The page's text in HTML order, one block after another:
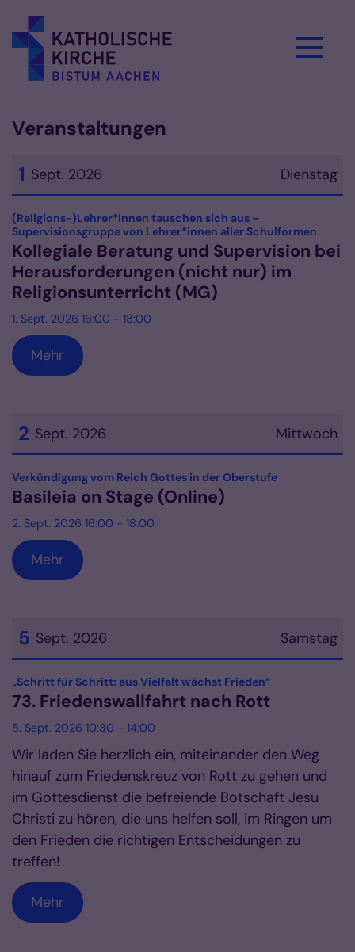
Veranstaltungen
Dienstag
1 Sept. 2026
Datum: 1. September 2026
(Religions-)Lehrer*innen tauschen sich aus –
Supervisionsgruppe von Lehrer*innen aller Schulformen
Kollegiale Beratung und Supervision bei
Herausforderungen (nicht nur) im
Religionsunterricht (MG)
1. Sept. 2026 16:00 - 18:00
Mehr
Mittwoch
2 Sept. 2026
Datum: 2. September 2026
Verkündigung vom Reich Gottes in der Oberstufe:
Basileia on Stage (Online)
2. Sept. 2026 16:00 - 18:00
Mehr
Samstag
5 Sept. 2026
Datum: 5. September 2026
„Schritt für Schritt: aus Vielfalt wächst Frieden“:
73. Friedenswallfahrt nach Rott
5. Sept. 2026 10:30 - 14:00
Wir laden Sie herzlich ein, miteinander den Weg
hinauf zum Friedenskreuz von Rott zu gehen und
im Gottesdienst die befreiende Botschaft Jesu
Christi zu hören, die uns helfen soll, im Ringen um
den Frieden die richtigen Entscheidungen zu
treffen!
Mehr